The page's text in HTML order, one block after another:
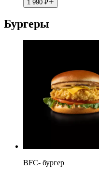
1 990 ₽
Бургеры
BFC- бургер